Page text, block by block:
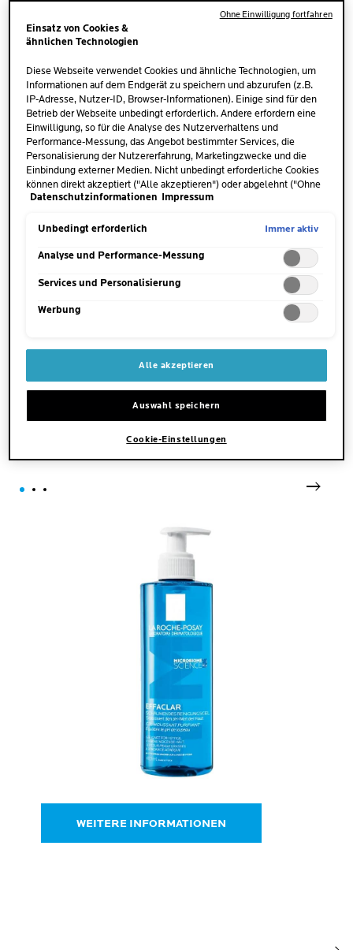
ANTHELIOS
TRANSPARENTES
(18)
von
Sternen.
Bewertungen
Mattierend. Anti-Glanz-Finish.
JETZT KAUFEN
DEINE OPTIMALE ROUTINE
BEI FETTIGER HAUT
next
WEITERE INFORMATIONEN
Einsatz von Cookies &
ähnlichen Technologien
Diese Webseite verwendet Cookies und ähnliche Technologien, um
Informationen auf dem Endgerät zu speichern und abzurufen (z.B.
IP-Adresse, Nutzer-ID, Browser-Informationen). Einige sind für den
Betrieb der Webseite unbedingt erforderlich. Andere erfordern eine
Einwilligung, so für die Analyse des Nutzerverhaltens und
Performance-Messung, das Angebot bestimmter Services, die
Personalisierung der Nutzererfahrung, Marketingzwecke und die
Einbindung externer Medien. Nicht unbedingt erforderliche Cookies
können direkt akzeptiert ("Alle akzeptieren") oder abgelehnt ("Ohne
Einwilligung fortfahren") werden. Individuelle Anpassungen der
speichern"). Die Auswahl kann jederzeit unter dem Link "Cookie-
unsere Datenschutzinformationen.
Datenschutzinformationen Impressum
Unbedingt erforderlich Immer aktiv
Analyse und Performance-Messung
Services und Personalisierung
Werbung
Alle akzeptieren
Auswahl speichern
Cookie-Einstellungen
Ohne Einwilligung fortfahren